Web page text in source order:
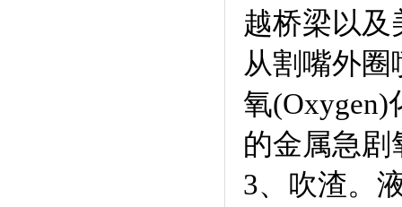
越桥梁以及
从割嘴外
氧(Oxygen)
的金属急剧
3、吹渣。